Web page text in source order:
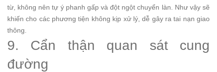
từ, không nên tự ý phanh gấp và đột ngột chuyển làn. Như vậy sẽ
khiến cho các phương tiện không kịp xử lý, dễ gây ra tai nạn giao
thông.
9. Cẩn thận quan sát cung
đường